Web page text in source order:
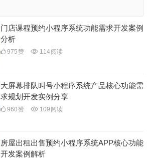
门店课程预约小程序系统功能需求开发案例
分析
975赞 114阅读
大屏幕排队叫号小程序系统产品核心功能需
求规划开发实例分享
960赞 109 阅读
房屋出租出售预约小程序系统APP核心功能
开发案例解析